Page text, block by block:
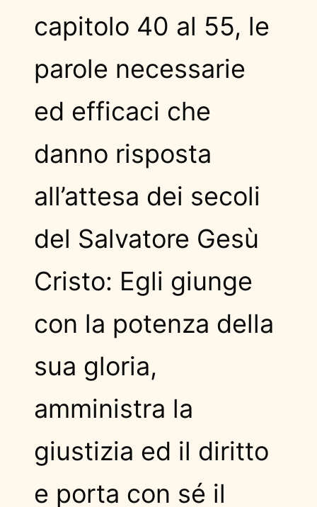
capitolo 40 al 55, le
parole necessarie
ed efficaci che
danno risposta
all’attesa dei secoli
del Salvatore Gesù
Cristo: Egli giunge
con la potenza della
sua gloria,
amministra la
giustizia ed il diritto
e porta con sé il